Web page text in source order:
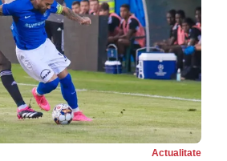
Actualitate